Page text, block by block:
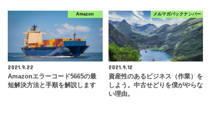
Amazon
2021.9.22
Amazonエラーコード5665の最
短解決方法と手順を解説します
メルマガバックナンバー
2021.9.12
資産性のあるビジネス（作業）を
しよう。中古せどりを僕がやらな
い理由。